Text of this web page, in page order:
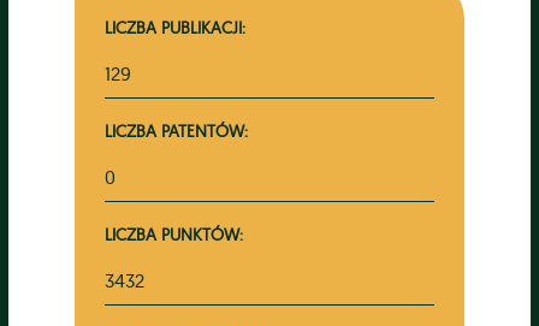
LICZBA PUBLIKACJI:
129
LICZBA PATENTÓW:
0
LICZBA PUNKTÓW:
3432